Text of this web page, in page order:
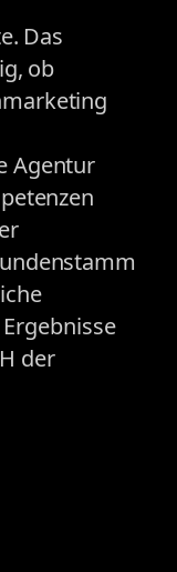
Das
ob
Agentur
der